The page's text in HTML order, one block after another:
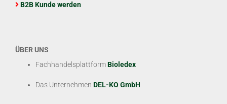
B2B Kunde werden
ÜBER UNS
FachhandelsplattformBioledex
Das Unternehmen DEL-KO GmbH